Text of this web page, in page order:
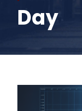
Day